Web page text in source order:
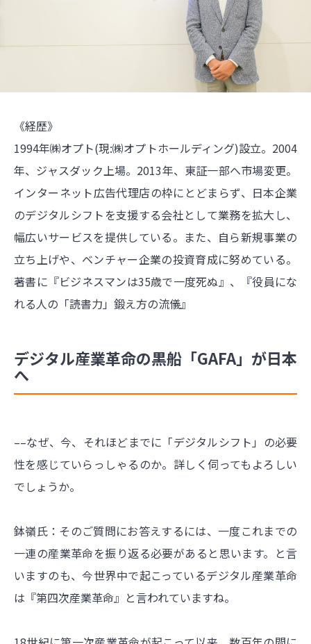
《経歴》
1994年㈱オプト(現:㈱オプトホールディング)設立。2004
年、ジャスダック上場。2013年、東証一部へ市場変更。
インターネット広告代理店の枠にとどまらず、日本企業
のデジタルシフトを支援する会社として業務を拡大し、
幅広いサービスを提供している。また、自ら新規事業の
立ち上げや、ベンチャー企業の投資育成に努めている。
著書に『ビジネスマンは35歳で一度死ぬ』、『役員にな
れる人の「読書力」鍛え方の流儀』
デジタル産業革命の黒船「GAFA」が日本
へ
––なぜ、今、それほどまでに「デジタルシフト」の必要
性を感じていらっしゃるのか。詳しく伺ってもよろしい
でしょうか。
鉢嶺氏：そのご質問にお答えするには、一度これまでの
一連の産業革命を振り返る必要があると思います。と言
いますのも、今世界中で起こっているデジタル産業革命
は『第四次産業革命』と言われていますね。